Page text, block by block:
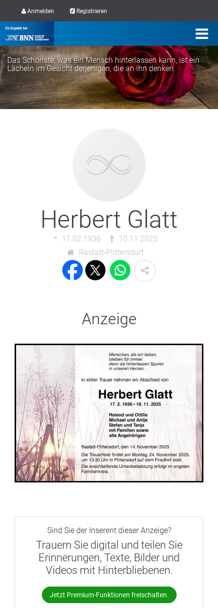
Anmelden Registrieren
Das Schönste, was ein Mensch hinterlassen kann, ist ein
Lächeln im Gesicht derjenigen, die an ihn denken.
Herbert Glatt
17.02.1936
10.11.2025
Rastatt-Plittersdorf
Anzeige
Sind Sie der Inserent dieser Anzeige?
Trauern Sie digital und teilen Sie
Erinnerungen, Texte, Bilder und
Videos mit Hinterbliebenen.
Jetzt Premium-Funktionen freischalten.